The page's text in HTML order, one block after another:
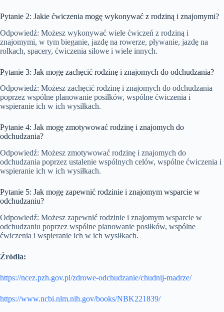
Pytanie 2: Jakie ćwiczenia mogę wykonywać z rodziną i znajomymi?
Odpowiedź: Możesz wykonywać wiele ćwiczeń z rodziną i
znajomymi, w tym bieganie, jazdę na rowerze, pływanie, jazdę na
rolkach, spacery, ćwiczenia siłowe i wiele innych.
Pytanie 3: Jak mogę zachęcić rodzinę i znajomych do odchudzania?
Odpowiedź: Możesz zachęcić rodzinę i znajomych do odchudzania
poprzez wspólne planowanie posiłków, wspólne ćwiczenia i
wspieranie ich w ich wysiłkach.
Pytanie 4: Jak mogę zmotywować rodzinę i znajomych do
odchudzania?
Odpowiedź: Możesz zmotywować rodzinę i znajomych do
odchudzania poprzez ustalenie wspólnych celów, wspólne ćwiczenia i
wspieranie ich w ich wysiłkach.
Pytanie 5: Jak mogę zapewnić rodzinie i znajomym wsparcie w
odchudzaniu?
Odpowiedź: Możesz zapewnić rodzinie i znajomym wsparcie w
odchudzaniu poprzez wspólne planowanie posiłków, wspólne
ćwiczenia i wspieranie ich w ich wysiłkach.
Źródła:
https://ncez.pzh.gov.pl/zdrowe-odchudzanie/chudnij-madrze/
https://www.ncbi.nlm.nih.gov/books/NBK221839/